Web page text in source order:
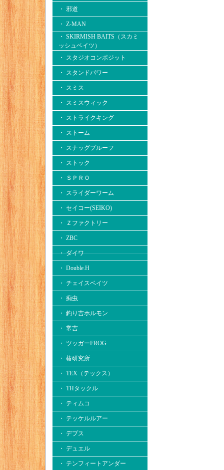
・ 邪道
・ Z-MAN
・ SKIRMISH BAITS（スカミ
ッシュベイツ）
・ スタジオコンポジット
・ スタンドパワー
・ スミス
・ スミスウィック
・ ストライクキング
・ ストーム
・ スナッグプルーフ
・ ストック
・ ＳＰＲＯ
・ スライダーワーム
・ セイコー(SEIKO)
・ Ｚファクトリー
・ ZBC
・ ダイワ
・ Double.H
・ チェイスベイツ
・ 痴虫
・ 釣り吉ホルモン
・ 常吉
・ ツッガーFROG
・ 椿研究所
・ TEX（テックス）
・ THタックル
・ ティムコ
・ テッケルルアー
・ デプス
・ デュエル
・ テンフィートアンダー